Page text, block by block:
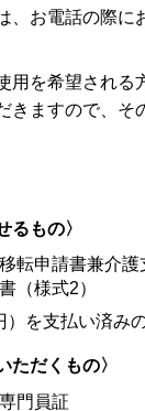
、お電話の際に
用を希望される
きますので、そ
るもの〉
転申請書兼介
（様式2）
）を支払い済み
ただくもの〉
門員証